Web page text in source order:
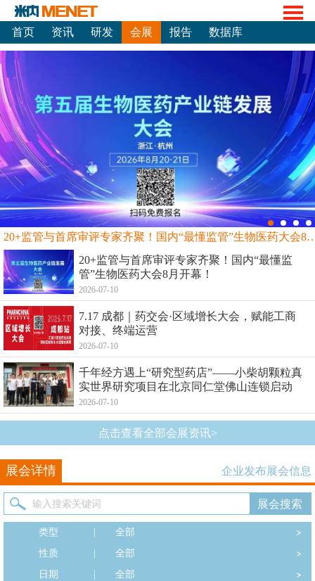
首页 资讯 研发 会展 报告 数据库
20+监管与首席审评专家齐聚！国内“最
20+监管与首席审评专家齐聚！国内“最懂监
管”生物医药大会8月开幕！
2026-07-10
7.17 成都｜药交会·区域增长大会，赋能工商
对接、终端运营
2026-07-10
千年经方遇上“研究型药店”——小柴胡颗粒真
实世界研究项目在北京同仁堂佛山连锁启动
2026-07-10
点击查看全部会展资讯>
展会详情 企业发布展会信息
类型
全部
性质
全部
日期
全部